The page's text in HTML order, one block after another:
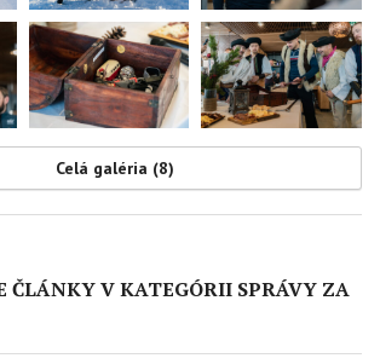
Celá galéria (8)
ČLÁNKY V KATEGÓRII SPRÁVY ZA